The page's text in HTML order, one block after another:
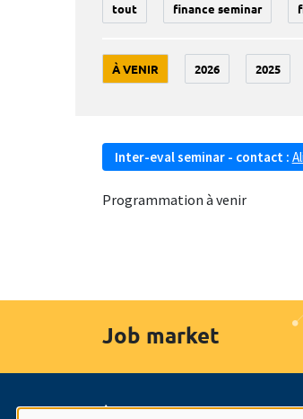
tout finance seminar
À VENIR 2026 2025
Inter-eval seminar - contact :
Programmation à venir
Job market
À propos Nos engagements